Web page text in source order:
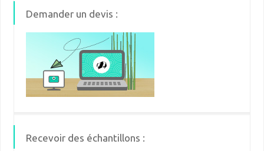
Demander un devis :
Recevoir des échantillons :